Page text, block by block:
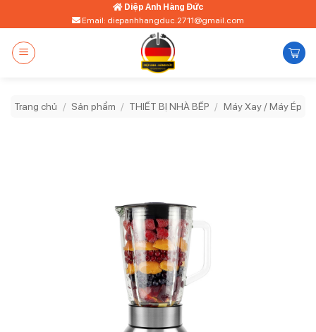
qua
dung
Diệp Anh Hàng Đức
Email: diepanhhangduc.2711@gmail.com
Trang chủ / Sản phẩm / THIẾT BỊ NHÀ BẾP / Máy Xay / Máy Ép